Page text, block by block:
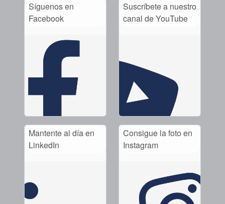
Síguenos en
Facebook
Suscríbete a nuestro
canal de YouTube
Mantente al día en
LinkedIn
Consigue la foto en
Instagram